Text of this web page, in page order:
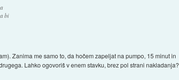
bi
Zanima me samo to, da hočem zapeljat na pumpo, 15 minut in
Lahko ogovoriš v enem stavku, brez pol strani nakladanja?